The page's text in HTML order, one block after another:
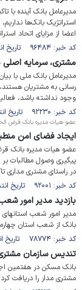
مدیرعامل بانک آینده با
استراتژیک بانک‌ها
اعضا از مزایای اتحاد
کد خبر: ۹۶۴۸۴ تاریخ انتشار : ۱۳۹۷/۱۱/۰۹
مشتری، سرمایه
مدیرعامل بانک ملی با
رسانی به مشتریان
وجود نداشته باشد،
کد خبر: ۹۲۲۳۰ تاریخ انتشار : ۱۳۹۷/۰۷/۱۴
عضو هیات مدیره بانک قرض
ایجاد فضای امن
عضو هیات مدیره بانک
پیگیری وصول مطالبات
در راستای مشتری مداری
کد خبر: ۹۲۰۰۱ تاریخ انتشار : ۱۳۹۷/۰۷/۰۸
بازدید مدیر امور
مدیر امور شعب استانهای
بانک از شعب استان
کد خبر: ۷۸۷۷۴ تاریخ انتشار : ۱۳۹۶/۰۹/۱۹
تندیس سازمان
بانک مسکن در هفتمین
مشتری مدار را دریافت کرد.